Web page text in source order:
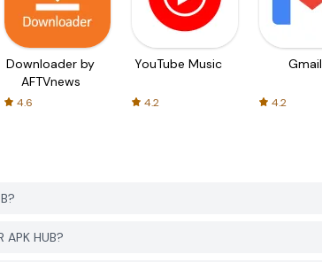
Downloader by
AFTVnews
4.6
YouTube Music
4.2
Gmail
4.2
APK HUB?